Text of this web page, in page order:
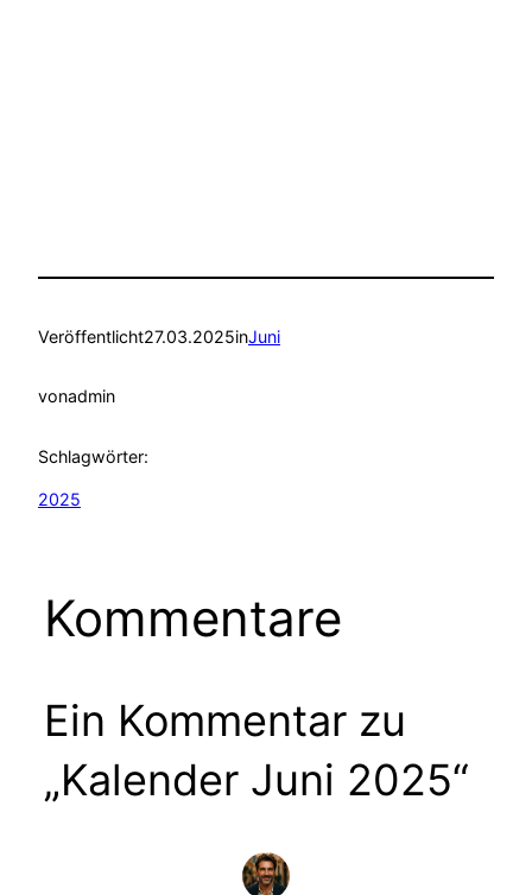
Veröffentlicht27.03.2025inJuni
vonadmin
Schlagwörter:
2025
Kommentare
Ein Kommentar zu
„Kalender Juni 2025“